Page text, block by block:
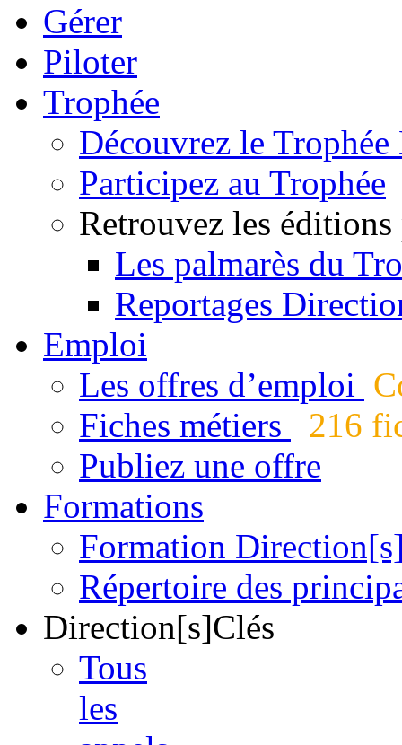
Gérer
Piloter
Trophée
Découvrez le
Participez au Trophée
Retrouvez les éditions
Les palmarès du
Reportages
Emploi
Les offres d’emploi
Fiches métiers
216
Publiez une offre
Formations
Formation
Répertoire des
Direction[s]Clés
Tous
les